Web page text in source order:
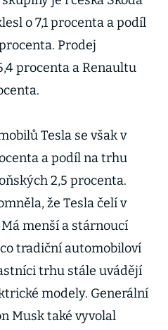
o 7,1 procenta a podíl
Prodej
procenta a Renaultu
Tesla se však v
a podíl na trhu
2,5 procenta.
že Tesla čelí v
menší a stárnoucí
tradiční automobiloví
trhu stále uvádějí
modely. Generální
Musk také vyvolal